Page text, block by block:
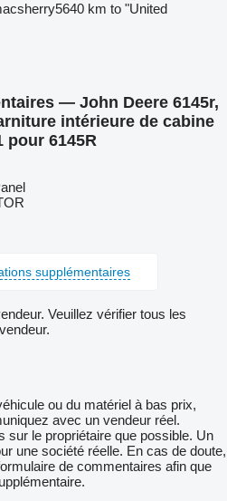
5640 km to "United
— John Deere 6145r,
intérieure de cabine
pour 6145R
supplémentaires
Veuillez vérifier tous les
ou du matériel à bas prix,
avec un vendeur réel.
sur le propriétaire que possible. Un
une société réelle. En cas de doute,
de commentaires afin que